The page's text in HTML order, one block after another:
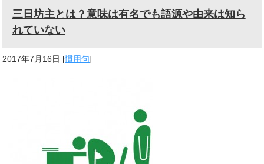
三日坊主とは？意味は有名でも語源や由来は知ら
れていない
2017年7月16日 [慣用句]